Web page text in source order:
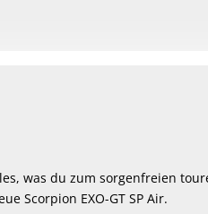
was du zum sorgenfreien
Scorpion EXO-GT SP Air.